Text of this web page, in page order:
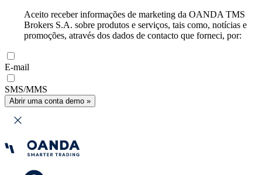
Aceito receber informações de marketing da OANDA TMS
Brokers S.A. sobre produtos e serviços, tais como, notícias e
promoções, através dos dados de contacto que forneci, por:
E-mail
SMS/MMS
Abrir uma conta demo »